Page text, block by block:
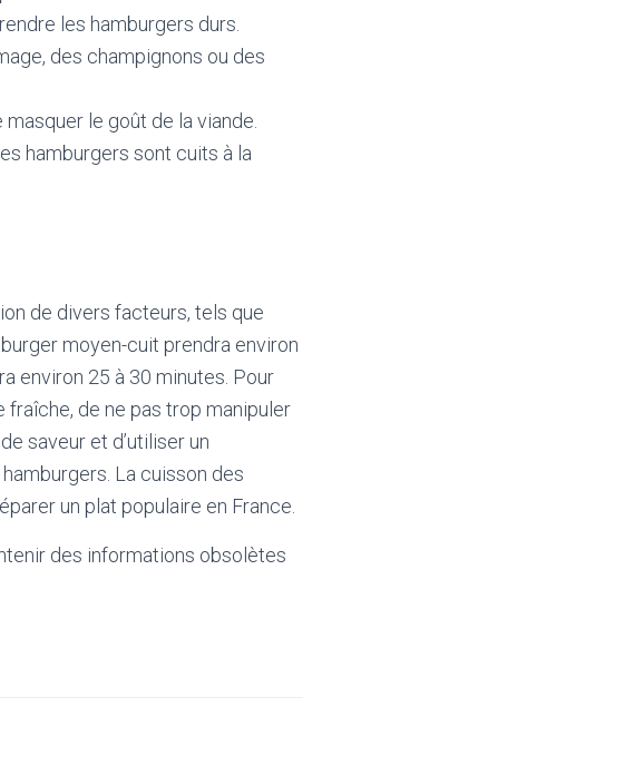
les hamburgers durs.
des champignons ou des
le goût de la viande.
hamburgers sont cuits à la
de divers facteurs, tels que
moyen-cuit prendra environ
environ 25 à 30 minutes. Pour
fraîche, de ne pas trop manipuler
saveur et d’utiliser un
La cuisson des
un plat populaire en France.
des informations obsolètes